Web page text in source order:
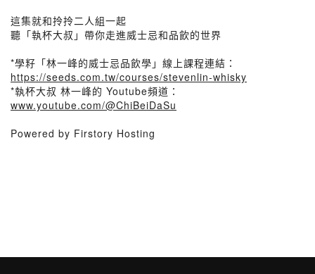
這集就和拎拎二人組一起
聽「執杯大叔」帶你走進威士忌和品飲的世界
*學籽「林一峰的威士忌品飲學」線上課程連結：
https://seeds.com.tw/courses/stevenlin-whisky
*執杯大叔 林一峰的 Youtube頻道：
www.youtube.com/@ChiBeiDaSu
Powered by Firstory Hosting